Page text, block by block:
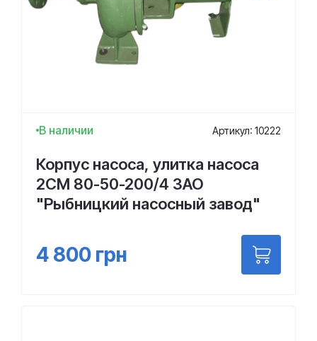
В наличии Артикул: 10222
Корпус насоса, улитка насоса
2СМ 80-50-200/4 ЗАО
"Рыбницкий насосный завод"
4 800 грн